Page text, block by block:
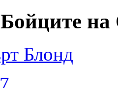
Бойците
Блонд